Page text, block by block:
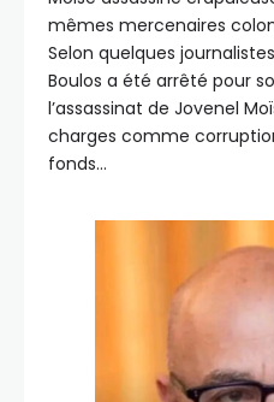
mêmes mercenaires
Selon quelques
Boulos a été arrêté pour
l’assassinat de Jovenel
charges comme
fonds…